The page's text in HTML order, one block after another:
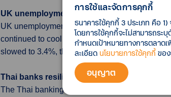
UK unemployment nears 5-Year high and
UK unemployment rose to 5.2% in the final
continued to cool, signalling a further softening
slowed to 3.4%, the weakest in over five
Thai banks resilient amid credit contraction
The Thai banking system remains resilient,
การใช้และจัดการคุกกี้
ธนาคารใช้คุกกี้ 3 ประเภท คือ
โดยการใช้คุกกี้จะไม่สามารถร
กำหนดเป้าหมายทางการตลาด
ละเอียด นโยบายการใช้คุกกี้ของ
อนุญาต